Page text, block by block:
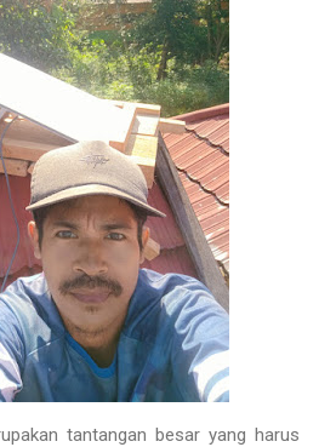
tantangan besar yang harus